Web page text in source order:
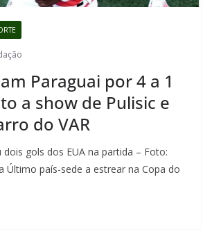
Paraguai por 4 a 1
a show de Pulisic e
do VAR
gols dos EUA na partida – Foto:
Último país-sede a estrear na Copa do